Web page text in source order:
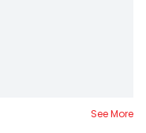
See More